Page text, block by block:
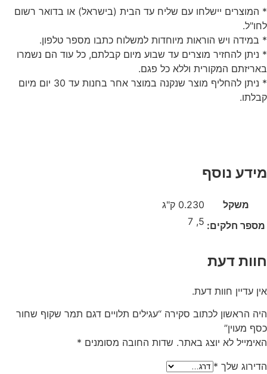
* המוצרים יישלחו עם שליח עד הבית (בישראל) או בדואר רשום
לחו"ל.
* במידה ויש הוראות מיוחדות למשלוח כתבו מספר טלפון.
* ניתן להחזיר מוצרים עד שבוע מיום קבלתם, כל עוד הם נשמרו
באריזתם המקורית וללא כל פגם.
* ניתן להחליף מוצר שנקנה במוצר אחר בחנות עד 30 יום מיום
קבלתו.
מידע נוסף
משקל
0.230 ק"ג
מספר חלקים: 5, 7
חוות דעת
אין עדיין חוות דעת.
היה הראשון לכתוב סקירה “עגילים תלויים דגם תמר שקוף שחור
כסף מעוין”
האימייל לא יוצג באתר. שדות החובה מסומנים *
הדירוג שלך *